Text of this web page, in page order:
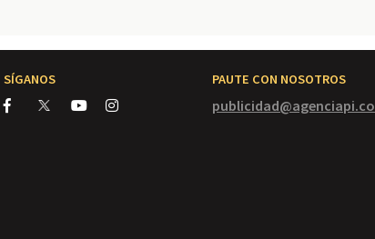
SÍGANOS PAUTE CON NOSOTROS
publicidad@agenciapi.co